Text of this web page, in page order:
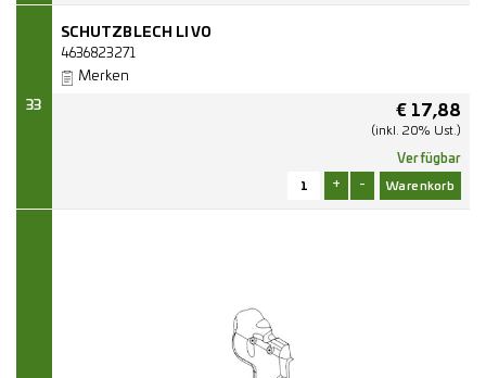
33
SCHUTZBLECH LI VO
4636823271
Merken
€ 17,88
(inkl. 20% Ust.)
Verfügbar
+ -